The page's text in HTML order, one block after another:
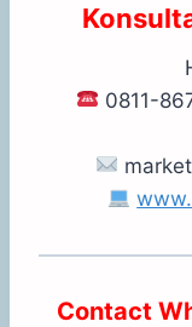
0811-
Contact